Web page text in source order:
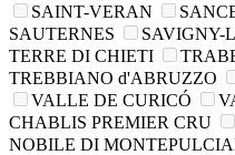
SAINT-VERAN
SAUTERNES
SAVIGNY-
TERRE DI CHIETI
TREBBIANO d'ABRUZZO
VALLE DE CURICÓ
CHABLIS PREMIER CRU
NOBILE DI